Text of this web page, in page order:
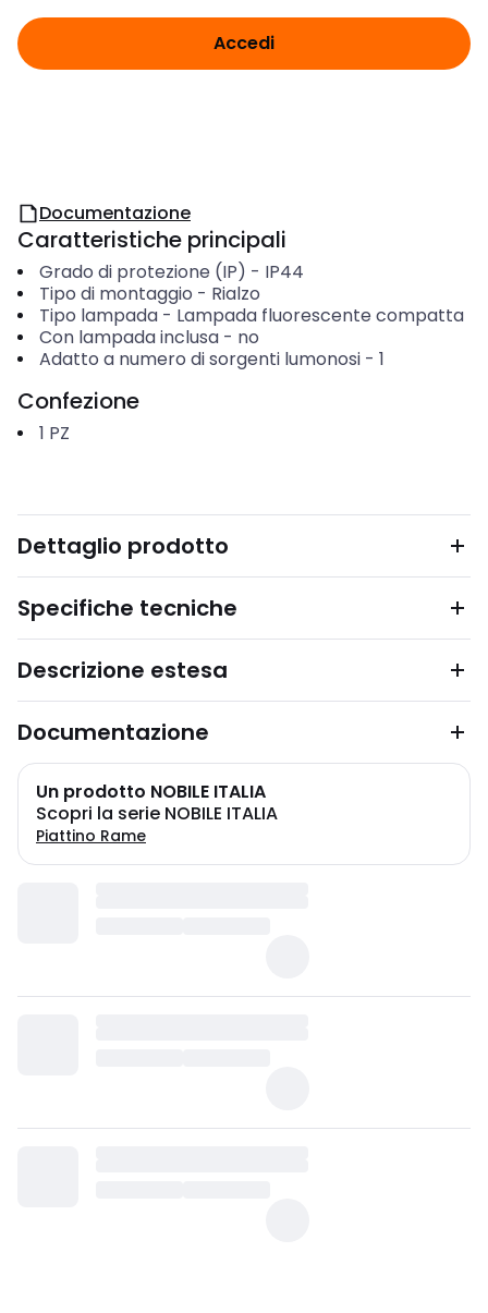
Accedi
Documentazione
Caratteristiche principali
Grado di protezione (IP) - IP44
Tipo di montaggio - Rialzo
Tipo lampada- Lampada fluorescente compatta
Con lampada inclusa- no
Adatto a numero di sorgenti lumonosi- 1
Confezione
1 PZ
Dettaglio prodotto
Specifiche tecniche
Descrizione estesa
Documentazione
Un prodotto NOBILE ITALIA
Scopri la serie NOBILE ITALIA
Piattino Rame